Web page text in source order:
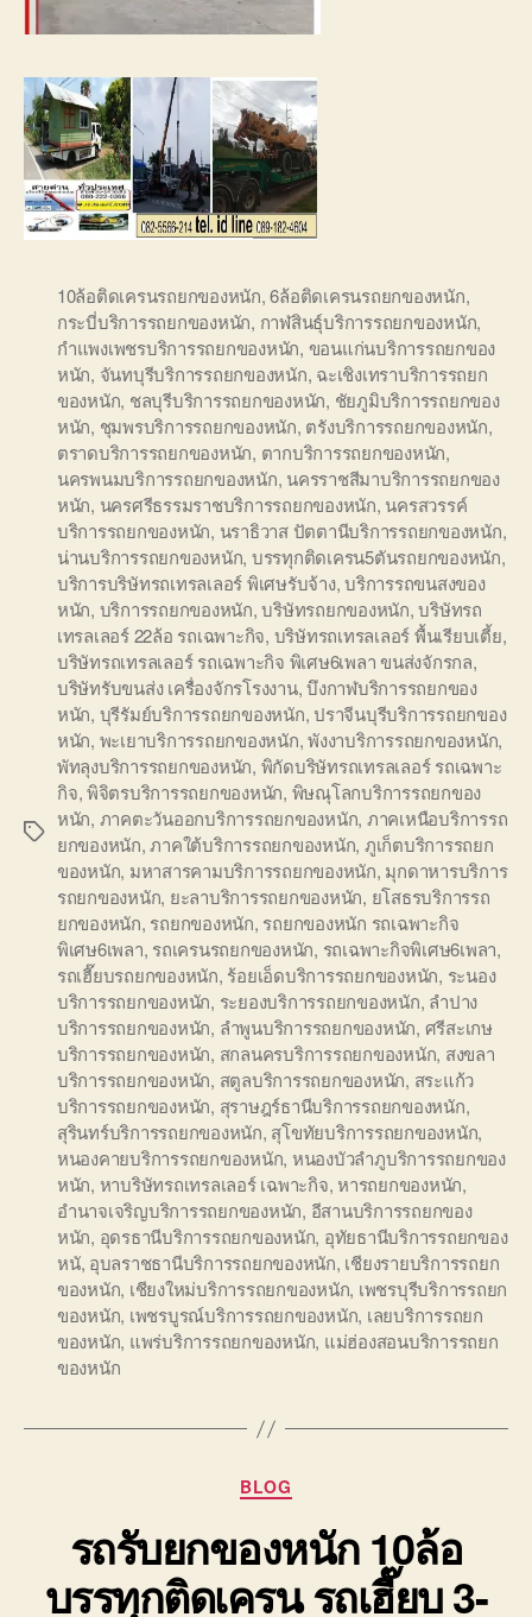
Tags
10ล้อติดเครนรถยกของหนัก,6ล้อติดเครนรถยกของหนัก,
กระบี่บริการรถยกของหนัก, กาฬสินธุ์บริการรถยกของหนัก,
กำแพงเพชรบริการรถยกของหนัก, ขอนแก่นบริการรถยกของ
หนัก, จันทบุรีบริการรถยกของหนัก, ฉะเชิงเทราบริการรถยก
ของหนัก, ชลบุรีบริการรถยกของหนัก, ชัยภูมิบริการรถยกของ
หนัก, ชุมพรบริการรถยกของหนัก, ตรังบริการรถยกของหนัก,
ตราดบริการรถยกของหนัก, ตากบริการรถยกของหนัก,
นครพนมบริการรถยกของหนัก, นครราชสีมาบริการรถยกของ
หนัก, นครศรีธรรมราชบริการรถยกของหนัก, นครสวรรค์
บริการรถยกของหนัก, นราธิวาส ปัตตานีบริการรถยกของหนัก,
น่านบริการรถยกของหนัก, บรรทุกติดเครน5ตันรถยกของหนัก,
บริการบริษัทรถเทรลเลอร์ พิเศษรับจ้าง,บริการรถขนสงของ
หนัก, บริการรถยกของหนัก,บริษัทรถยกของหนัก,บริษัทรถ
เทรลเลอร์ 22ล้อ รถเฉพาะกิจ, บริษัทรถเทรลเลอร์ พื้นเรียบเตี้ย,
บริษัทรถเทรลเลอร์ รถเฉพาะกิจ พิเศษ6เพลา ขนส่งจักรกล,
บริษัทรับขนส่ง เครื่องจักรโรงงาน,บึงกาฬบริการรถยกของ
หนัก, บุรีรัมย์บริการรถยกของหนัก,ปราจีนบุรีบริการรถยกของ
หนัก, พะเยาบริการรถยกของหนัก,พังงาบริการรถยกของหนัก,
พัทลุงบริการรถยกของหนัก, พิกัดบริษัทรถเทรลเลอร์ รถเฉพาะ
กิจ,พิจิตรบริการรถยกของหนัก, พิษณุโลกบริการรถยกของ
หนัก, ภาคตะวันออกบริการรถยกของหนัก, ภาคเหนือบริการรถ
ยกของหนัก,ภาคใต้บริการรถยกของหนัก, ภูเก็ตบริการรถยก
ของหนัก, มหาสารคามบริการรถยกของหนัก, มุกดาหารบริการ
รถยกของหนัก, ยะลาบริการรถยกของหนัก, ยโสธรบริการรถ
ยกของหนัก, รถยกของหนัก, รถยกของหนัก รถเฉพาะกิจ
พิเศษ6เพลา, รถเครนรถยกของหนัก, รถเฉพาะกิจพิเศษ6เพลา,
รถเฮี๊ยบรถยกของหนัก, ร้อยเอ็ดบริการรถยกของหนัก, ระนอง
บริการรถยกของหนัก, ระยองบริการรถยกของหนัก, ลำปาง
บริการรถยกของหนัก, ลำพูนบริการรถยกของหนัก, ศรีสะเกษ
บริการรถยกของหนัก, สกลนครบริการรถยกของหนัก, สงขลา
บริการรถยกของหนัก, สตูลบริการรถยกของหนัก, สระแก้ว
บริการรถยกของหนัก, สุราษฎร์ธานีบริการรถยกของหนัก,
สุรินทร์บริการรถยกของหนัก, สุโขทัยบริการรถยกของหนัก,
หนองคายบริการรถยกของหนัก, หนองบัวลำภูบริการรถยกของ
หนัก, หาบริษัทรถเทรลเลอร์ เฉพาะกิจ,หารถยกของหนัก,
อำนาจเจริญบริการรถยกของหนัก, อีสานบริการรถยกของ
หนัก, อุดรธานีบริการรถยกของหนัก, อุทัยธานีบริการรถยกของ
หนั, อุบลราชธานีบริการรถยกของหนัก, เชียงรายบริการรถยก
ของหนัก, เชียงใหม่บริการรถยกของหนัก, เพชรบุรีบริการรถยก
ของหนัก, เพชรบูรณ์บริการรถยกของหนัก, เลยบริการรถยก
ของหนัก, แพร่บริการรถยกของหนัก, แม่ฮ่องสอนบริการรถยก
ของหนัก
Categories
BLOG
รถรับยกของหนัก 10ล้อ
บรรทุกติดเครน รถเฮี๊ยบ 3-